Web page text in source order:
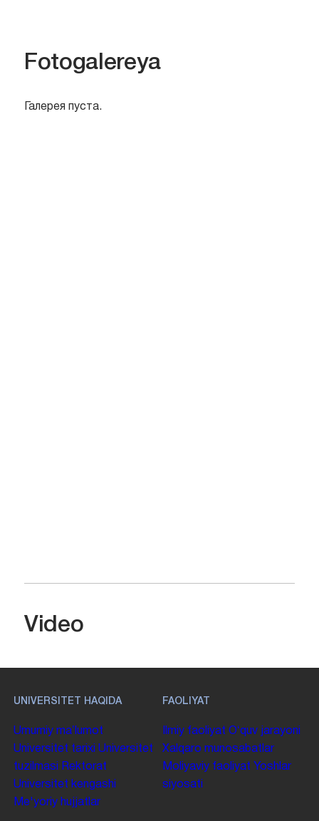
Fotogalereya
Галерея пуста.
Video
UNIVERSITET HAQIDA
Umumiy maʼlumot
Universitet tarixi Universitet
tuzilmasi
Rektorat
Universitet kengashi
Me'yoriy hujjatlar
FAOLIYAT
Ilmiy faoliyat Oʻquv jarayoni
Xalqaro munosabatlar
Moliyaviy faoliyat Yoshlar
siyosati